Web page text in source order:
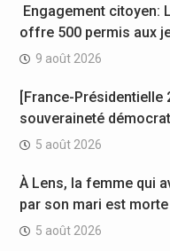
Engagement citoyen:
offre 500 permis aux
9 août 2026
[France-Présidentielle
souveraineté
5 août 2026
À Lens, la femme qui
par son mari est morte
5 août 2026